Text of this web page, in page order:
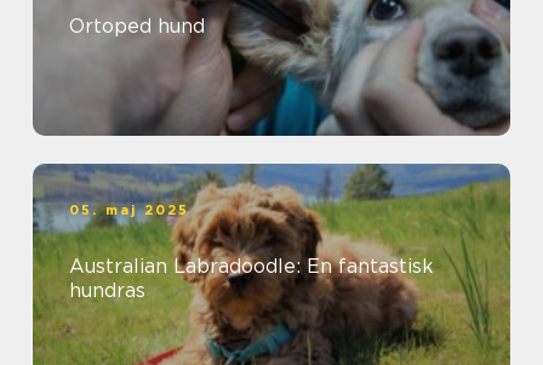
Ortoped hund
05. maj 2025
Australian Labradoodle: En fantastisk
hundras